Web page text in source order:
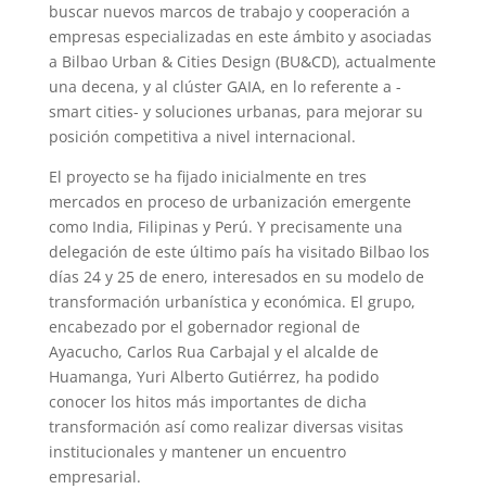
buscar nuevos marcos de trabajo y cooperación a
empresas especializadas en este ámbito y asociadas
a Bilbao Urban & Cities Design (BU&CD), actualmente
una decena, y al clúster GAIA, en lo referente a -
smart cities- y soluciones urbanas, para mejorar su
posición competitiva a nivel internacional.
El proyecto se ha fijado inicialmente en tres
mercados en proceso de urbanización emergente
como India, Filipinas y Perú. Y precisamente una
delegación de este último país ha visitado Bilbao los
días 24 y 25 de enero, interesados en su modelo de
transformación urbanística y económica. El grupo,
encabezado por el gobernador regional de
Ayacucho, Carlos Rua Carbajal y el alcalde de
Huamanga, Yuri Alberto Gutiérrez, ha podido
conocer los hitos más importantes de dicha
transformación así como realizar diversas visitas
institucionales y mantener un encuentro
empresarial.